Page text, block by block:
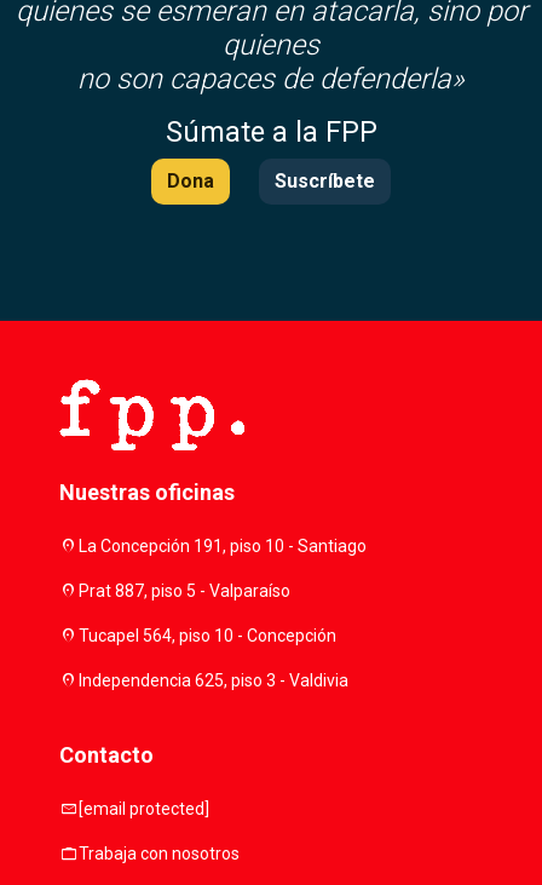
quienes se esmeran en atacarla, sino por
quienes
no son capaces de defenderla»
Súmate a la FPP
Dona Suscríbete
Nuestras oficinas
location_onLa Concepción 191, piso 10 - Santiago
location_onPrat 887, piso 5 - Valparaíso
location_onTucapel 564, piso 10 - Concepción
location_onIndependencia 625, piso 3 - Valdivia
Contacto
mail [email protected]
workTrabaja con nosotros